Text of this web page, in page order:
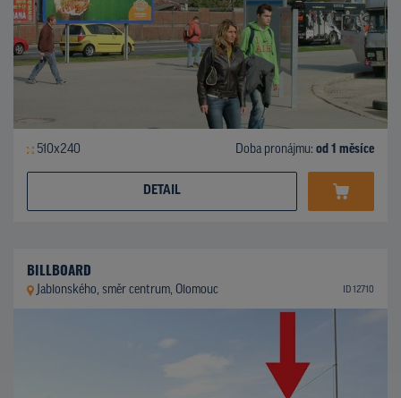
510x240 Doba pronájmu: od 1 měsíce
DETAIL
BILLBOARD
Jablonského, směr centrum, Olomouc ID 12710